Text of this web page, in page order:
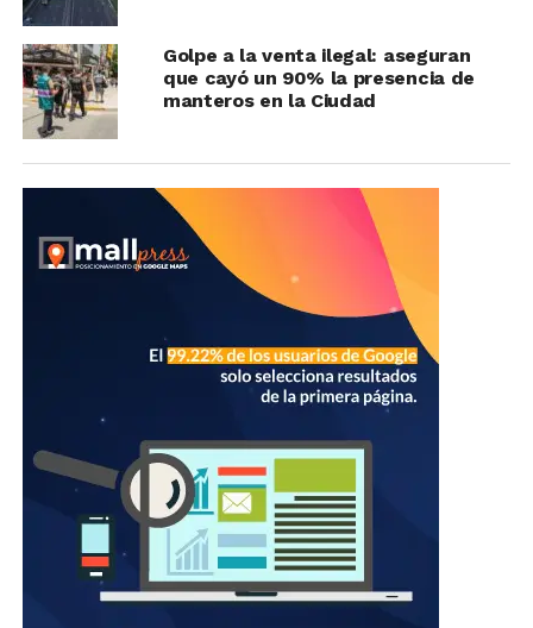
Golpe a la venta ilegal: aseguran
que cayó un 90% la presencia de
manteros en la Ciudad